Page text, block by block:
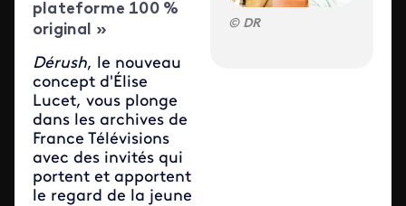
plateforme 100 %
original »
Dérush, le nouveau
concept d'Élise
Lucet, vous plonge
dans les archives de
France Télévisions
avec des invités qui
portent et apportent
le regard de la jeune
DR